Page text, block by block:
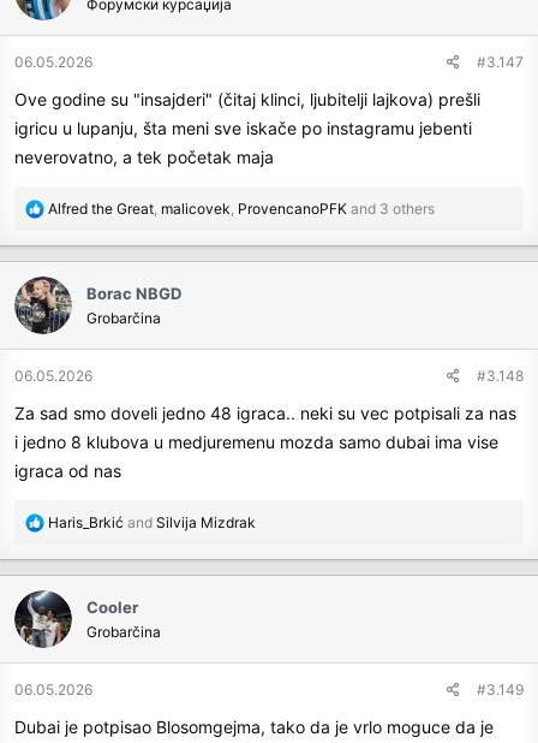
Форумски курсаџија
06.05.2026 #3.147
Ove godine su "insajderi" (čitaj klinci, ljubitelji lajkova) prešli
igricu u lupanju, šta meni sve iskače po instagramu jebenti
neverovatno, a tek početak maja
R
c
t
i
o
n
:
Alfred the Great, malicovek, ProvencanoPFK and 3 others
Borac NBGD
Grobarčina
06.05.2026 #3.148
Za sad smo doveli jedno 48 igraca.. neki su vec potpisali za nas
i jedno 8 klubova u medjuremenu mozda samo dubai ima vise
igraca od nas
R
c
t
i
o
n
:
Haris_Brkić and Silvija Mizdrak
Cooler
Grobarčina
06.05.2026 #3.149
Dubai je potpisao Blosomgejma, tako da je vrlo moguce da je